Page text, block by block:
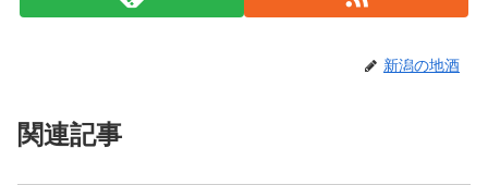
新潟の地酒
関連記事